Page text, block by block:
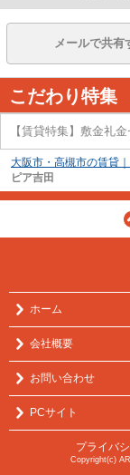
メールで共有
こだわり特集
【賃貸特集】敷金礼金
大阪市・高槻市の賃貸
ピア吉田
ホーム
会社概要
お問い合わせ
PCサイト
プライバ
Copyright(c)